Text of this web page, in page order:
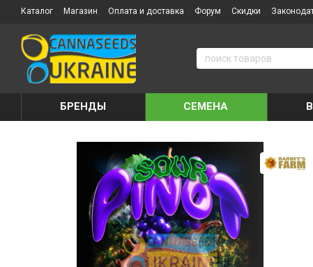
Каталог Магазин Оплата и доставка Форум Скидки
БРЕНДЫ СЕМЕНА